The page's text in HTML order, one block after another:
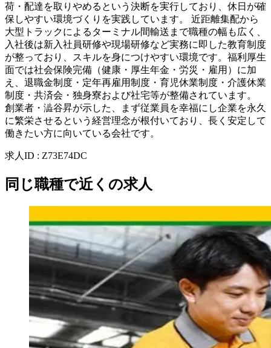
荷・配達を取りやめるという決断を実行しており、休日が確
保しやすい環境づくりを実践しています。 近距離集配から
大型トラックによるターミナル間輸送まで職種の幅も広く、
入社後は新入社員研修や現場研修など実務に即した教育制度
が整っており、スキルを身につけやすい環境です。福利厚生
面では社会保険完備（健康・厚生年金・労災・雇用）に加
え、退職金制度・定年再雇用制度・育児休業制度・介護休業
制度・共済会・独身寮および社宅等が整備されています。
創業者・澁谷昇が示した、まず従業員を幸福にし企業を永久
に繁栄させるという経営理念が根付いており、長く安定して
働きたい方に向いている会社です。
求人ID : Z73E74DC
同じ職種で近くの求人